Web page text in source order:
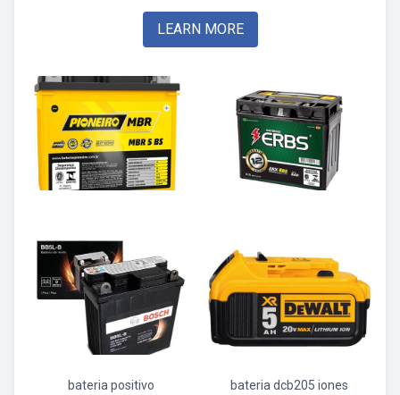
LEARN MORE
bateria positivo
bateria dcb205 iones